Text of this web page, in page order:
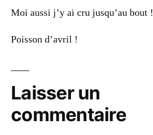
dit :
Moi aussi j’y ai cru jusqu’au bout !
Poisson d’avril !
Laisser un
commentaire